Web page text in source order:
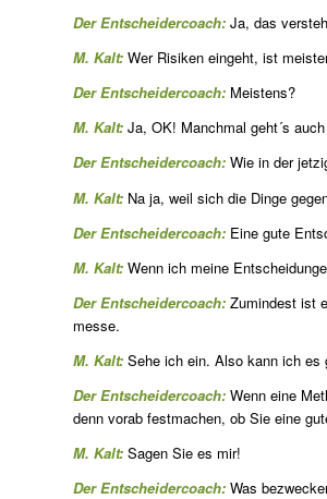
Der Entscheidercoach: Ja, das
M. Kalt: Wer Risiken eingeht, ist
Der Entscheidercoach: Meistens?
M. Kalt: Ja, OK! Manchmal geht´s
Der Entscheidercoach: Wie in der
M. Kalt: Na ja, weil sich die Dinge
Der Entscheidercoach: Eine gute
M. Kalt: Wenn ich meine
Der Entscheidercoach: Zumindest ist
messe.
M. Kalt: Sehe ich ein. Also kann ich
Der Entscheidercoach: Wenn eine
denn vorab festmachen, ob Sie eine
M. Kalt: Sagen Sie es mir!
Der Entscheidercoach: Was